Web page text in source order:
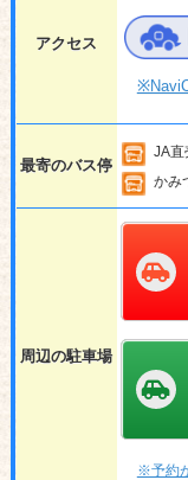
アクセス
最寄のバス停
JA直
かみ
周辺の駐車場
※予約